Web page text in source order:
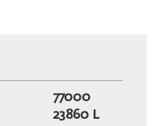
77000
23860 L